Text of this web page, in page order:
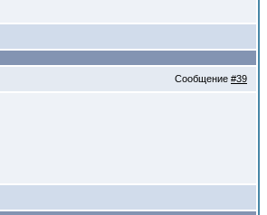
Сообщение #39